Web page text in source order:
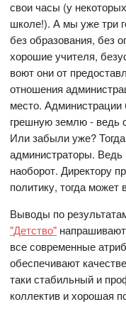
свои часы (у
школе!). А мы уже три
без образования, без
хорошие учителя,
воют они от
отношения
место.
грешную землю - ведь
Или забыли уже?
администраторы. Ведь
наоборот. Директору
политику, тогда
Выводы по
"Детство"
все современные
обеспечивают
таки стабильный и
коллектив и хорошая